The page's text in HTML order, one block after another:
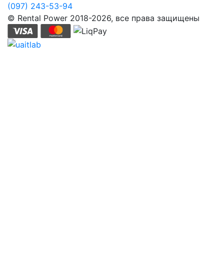
(097) 243-53-94
© Rental Power 2018-2026, все права защищены